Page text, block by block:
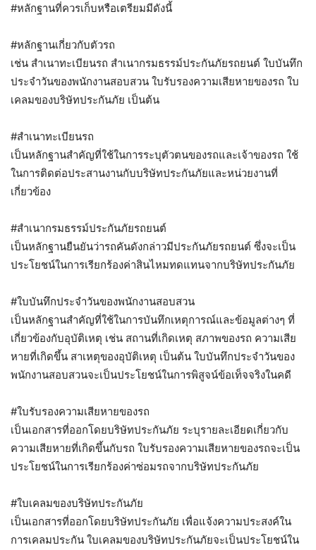
#หลักฐานที่ควรเก็บหรือเตรียมมีดังนี้
#หลักฐานเกี่ยวกับตัวรถ
เช่น สำเนาทะเบียนรถ สำเนากรมธรรม์ประกันภัยรถยนต์ ใบบันทึก
ประจำวันของพนักงานสอบสวน ใบรับรองความเสียหายของรถ ใบ
เคลมของบริษัทประกันภัย เป็นต้น
#สำเนาทะเบียนรถ
เป็นหลักฐานสำคัญที่ใช้ในการระบุตัวตนของรถและเจ้าของรถ ใช้
ในการติดต่อประสานงานกับบริษัทประกันภัยและหน่วยงานที่
เกี่ยวข้อง
#สำเนากรมธรรม์ประกันภัยรถยนต์
เป็นหลักฐานยืนยันว่ารถคันดังกล่าวมีประกันภัยรถยนต์ ซึ่งจะเป็น
ประโยชน์ในการเรียกร้องค่าสินไหมทดแทนจากบริษัทประกันภัย
#ใบบันทึกประจำวันของพนักงานสอบสวน
เป็นหลักฐานสำคัญที่ใช้ในการบันทึกเหตุการณ์และข้อมูลต่างๆ ที่
เกี่ยวข้องกับอุบัติเหตุ เช่น สถานที่เกิดเหตุ สภาพของรถ ความเสีย
หายที่เกิดขึ้น สาเหตุของอุบัติเหตุ เป็นต้น ใบบันทึกประจำวันของ
พนักงานสอบสวนจะเป็นประโยชน์ในการพิสูจน์ข้อเท็จจริงในคดี
#ใบรับรองความเสียหายของรถ
เป็นเอกสารที่ออกโดยบริษัทประกันภัย ระบุรายละเอียดเกี่ยวกับ
ความเสียหายที่เกิดขึ้นกับรถ ใบรับรองความเสียหายของรถจะเป็น
ประโยชน์ในการเรียกร้องค่าซ่อมรถจากบริษัทประกันภัย
#ใบเคลมของบริษัทประกันภัย
เป็นเอกสารที่ออกโดยบริษัทประกันภัย เพื่อแจ้งความประสงค์ใน
การเคลมประกัน ใบเคลมของบริษัทประกันภัยจะเป็นประโยชน์ใน